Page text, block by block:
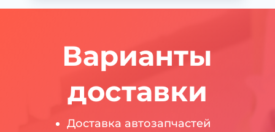
Варианты
доставки
Доставка автозапчастей